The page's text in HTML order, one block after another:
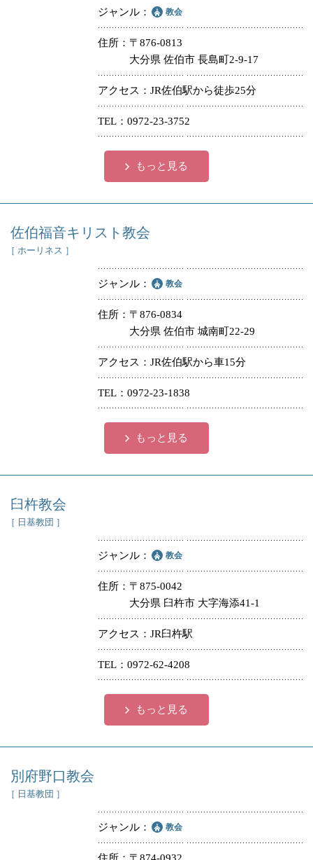
ジャンル 教会
住所
〒876-0813
大分県 佐伯市 長島町2-9-17
アクセス JR佐伯駅から徒歩25分
TEL 0972-23-3752
もっと見る
佐伯福音キリスト教会
［ ホーリネス ］
ジャンル 教会
住所
〒876-0834
大分県 佐伯市 城南町22-29
アクセス JR佐伯駅から車15分
TEL 0972-23-1838
もっと見る
臼杵教会
［ 日基教団 ］
ジャンル 教会
住所
〒875-0042
大分県 臼杵市 大字海添41-1
アクセス JR臼杵駅
TEL 0972-62-4208
もっと見る
別府野口教会
［ 日基教団 ］
ジャンル 教会